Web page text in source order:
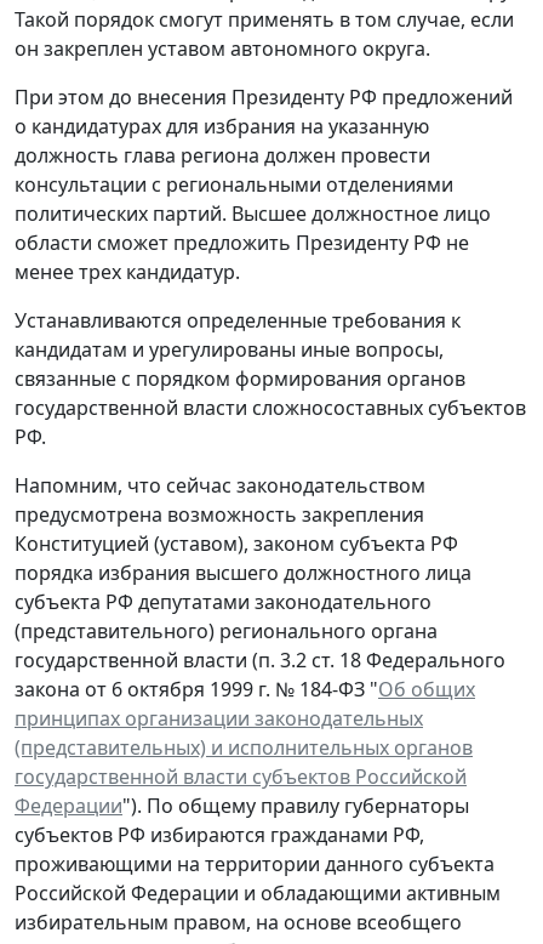
Такой порядок смогут применять в том случае, если
он закреплен уставом автономного округа.
При этом до внесения Президенту РФ предложений
о кандидатурах для избрания на указанную
должность глава региона должен провести
консультации с региональными отделениями
политических партий. Высшее должностное лицо
области сможет предложить Президенту РФ не
менее трех кандидатур.
Устанавливаются определенные требования к
кандидатам и урегулированы иные вопросы,
связанные с порядком формирования органов
государственной власти сложносоставных субъектов
РФ.
Напомним, что сейчас законодательством
предусмотрена возможность закрепления
Конституцией (уставом), законом субъекта РФ
порядка избрания высшего должностного лица
субъекта РФ депутатами законодательного
(представительного) регионального органа
государственной власти (п. 3.2 ст. 18 Федерального
закона от 6 октября 1999 г. № 184-ФЗ "Об общих
принципах организации законодательных
(представительных) и исполнительных органов
государственной власти субъектов Российской
Федерации"). По общему правилу губернаторы
субъектов РФ избираются гражданами РФ,
проживающими на территории данного субъекта
Российской Федерации и обладающими активным
избирательным правом, на основе всеобщего